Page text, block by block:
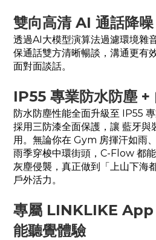
雙向高清 AI 通話降噪
透過AI大模型演算法過濾環境雜
保通話雙方清晰暢談，溝通更有
面對面談話。
IP55 專業防水防塵 +
防水防塵性能全面升級至 IP55
採用三防漆全面保護，讓 藍牙
用。無論你在 Gym 房揮汗如雨
雨季穿梭中環街頭，C-Flow 都
灰塵侵襲，真正做到「上山下海
戶外活力。
專屬 LINKLIKE App
能聽覺體驗